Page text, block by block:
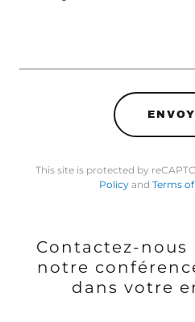
This site is protected by
Policyand Terms
Contactez-
notre
dans votre